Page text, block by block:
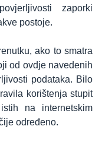
zaporki
postoje.
ako to smatra
od ovdje navedenih
podataka. Bilo
korištenja stupit
na internetskim
određeno.